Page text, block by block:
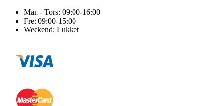
Man - Tors: 09:00-16:00
Fre: 09:00-15:00
Weekend: Lukket